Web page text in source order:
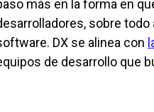
más en la forma en
sobre
DX se alinea con
de desarrollo que